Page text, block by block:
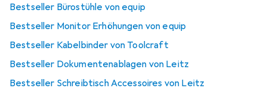
Bestseller Bürostühle von equip
Bestseller Monitor Erhöhungen von equip
Bestseller Kabelbinder von Toolcraft
Bestseller Dokumentenablagen von Leitz
Bestseller Schreibtisch Accessoires von Leitz